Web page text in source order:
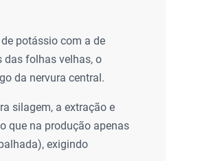
potássio com a de
das folhas velhas, o
da nervura central.
silagem, a extração e
que na produção apenas
exigindo